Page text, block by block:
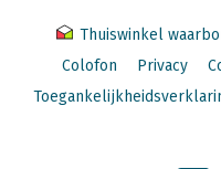
Thuiswinkel
Colofon
Privacy